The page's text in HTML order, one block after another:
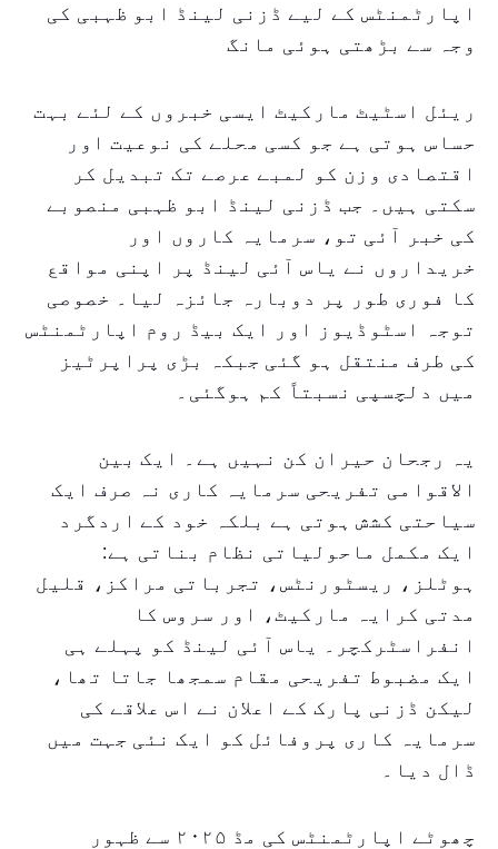
اپارٹمنٹس کے لیے ڈزنی لینڈ ابو ظہبی کی
وجہ سے بڑھتی ہوئی مانگ
ریئل اسٹیٹ مارکیٹ ایسی خبروں کے لئے بہت
حساس ہوتی ہے جو کسی محلے کی نوعیت اور
اقتصادی وزن کو لمبے عرصے تک تبدیل کر
سکتی ہیں۔ جب ڈزنی لینڈ ابو ظہبی منصوبے
کی خبر آئی تو، سرمایہ کاروں اور
خریداروں نے یاس آئی لینڈ پر اپنی مواقع
کا فوری طور پر دوبارہ جائزہ لیا۔ خصوصی
توجہ اسٹوڈیوز اور ایک بیڈ روم اپارٹمنٹس
کی طرف منتقل ہو گئی جبکہ بڑی پراپرٹیز
میں دلچسپی نسبتاً کم ہوگئی۔
یہ رجحان حیران کن نہیں ہے۔ ایک بین
الاقوامی تفریحی سرمایہ کاری نہ صرف ایک
سیاحتی کشش ہوتی ہے بلکہ خود کے اردگرد
ایک مکمل ماحولیاتی نظام بناتی ہے:
ہوٹلز، ریسٹورنٹس، تجرباتی مراکز، قلیل
مدتی کرایہ مارکیٹ، اور سروس کا
انفراسٹرکچر۔ یاس آئی لینڈ کو پہلے ہی
ایک مضبوط تفریحی مقام سمجھا جاتا تھا،
لیکن ڈزنی پارک کے اعلان نے اس علاقے کی
سرمایہ کاری پروفائل کو ایک نئی جہت میں
ڈال دیا۔
چھوٹے اپارٹمنٹس کی مڈ ۲۰۲۵ سے ظہور